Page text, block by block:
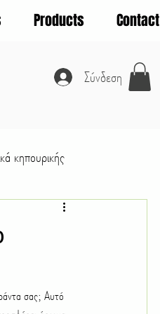
Products Contact
Σύνδεση
κηπουρικής